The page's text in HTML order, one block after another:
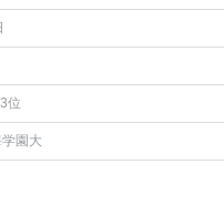
位
園大